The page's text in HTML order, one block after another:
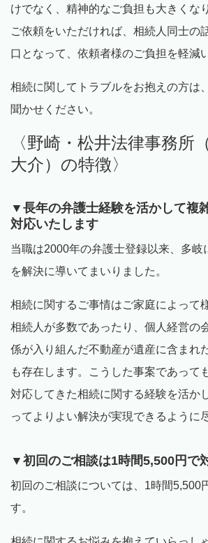
けでなく、精神的なご負担も大きくな
ご依頼をいただければ、相続人同士の
口となって、依頼者様のご負担を軽減
相続に関してトラブルをお抱えの方は
聞かせください。
〈野崎・松井法律事務所
大介）の特徴〉
▼長年の弁護士経験を活かして複
対応いたします
当職は2000年の弁護士登録以来、多岐
を解決に導いてまいりました。
相続に関するご事情はご家庭によって
相続人が多数であったり、個人経営の
係が入り組んだ不動産が遺産に含まれ
も存在します。こうした事案であって
対応してきた相続に関する経験を活か
ってよりよい解決が実現できるように
▼初回のご相談は1時間5,500円で
初回のご相談については、1時間5,500
す。